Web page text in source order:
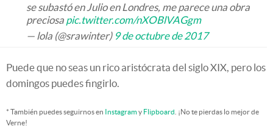
se subastó en Julio en Londres, me parece una obra
preciosa pic.twitter.com/nXOBlVAGgm
— lola (@srawinter) 9 de octubre de 2017
Puede que no seas un rico aristócrata del siglo XIX, pero los
domingos puedes fingirlo.
* También puedes seguirnos en Instagramy Flipboard . ¡No te pierdas lo mejor de
Verne!